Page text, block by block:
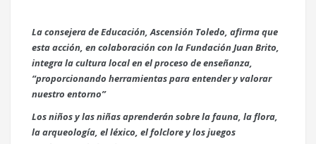
La consejera de Educación, Ascensión Toledo, afirma que
esta acción, en colaboración con la Fundación Juan Brito,
integra la cultura local en el proceso de enseñanza,
“proporcionando herramientas para entender y valorar
nuestro entorno”
Los niños y las niñas aprenderán sobre la fauna, la flora,
la arqueología, el léxico, el folclore y los juegos